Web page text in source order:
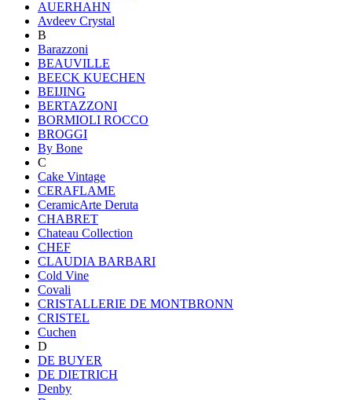
AUERHAHN
Avdeev Crystal
B
Barazzoni
BEAUVILLE
BEECK KUECHEN
BEIJING
BERTAZZONI
BORMIOLI ROCCO
BROGGI
By Bone
C
Cake Vintage
CERAFLAME
CeramicArte Deruta
CHABRET
Chateau Collection
CHEF
CLAUDIA BARBARI
Cold Vine
Covali
CRISTALLERIE DE MONTBRONN
CRISTEL
Cuchen
D
DE BUYER
DE DIETRICH
Denby